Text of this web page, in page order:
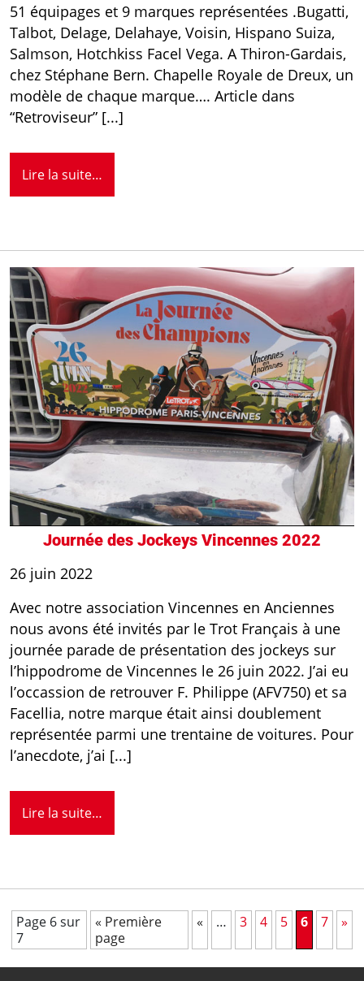
51 équipages et 9 marques représentées .Bugatti,
Talbot, Delage, Delahaye, Voisin, Hispano Suiza,
Salmson, Hotchkiss Facel Vega. A Thiron-Gardais,
chez Stéphane Bern. Chapelle Royale de Dreux, un
modèle de chaque marque…. Article dans
“Retroviseur” [...]
Lire la suite…
Journée des Jockeys Vincennes 2022
26 juin 2022
Avec notre association Vincennes en Anciennes
nous avons été invités par le Trot Français à une
journée parade de présentation des jockeys sur
l’hippodrome de Vincennes le 26 juin 2022. J’ai eu
l’occassion de retrouver F. Philippe (AFV750) et sa
Facellia, notre marque était ainsi doublement
représentée parmi une trentaine de voitures. Pour
l’anecdote, j’ai [...]
Lire la suite…
Page 6 sur
7
« Première
page
« … 3 4 5 6 7 »